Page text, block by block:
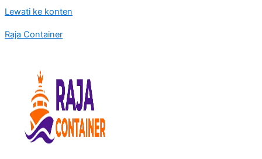
Lewati ke konten
Raja Container